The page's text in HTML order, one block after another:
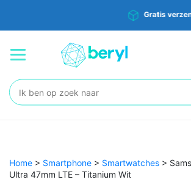
Gratis verzending vanaf
Zoeken:
Home > Smartphone > Smartwatches >
Ultra 47mm LTE – Titanium Wit